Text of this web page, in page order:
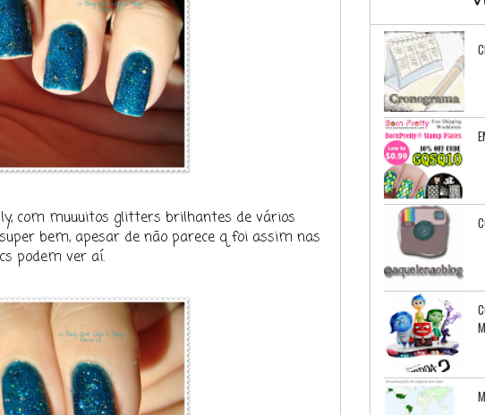
com muuuitos glitters brilhantes de vários
bem, apesar de não parece q foi assim nas
podem ver aí.